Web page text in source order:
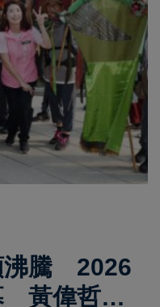
沸騰 2026
黃偉哲市